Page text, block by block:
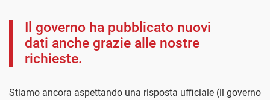
Il governo ha pubblicato nuovi
dati anche grazie alle nostre
richieste.
Stiamo ancora aspettando una risposta ufficiale (il governo